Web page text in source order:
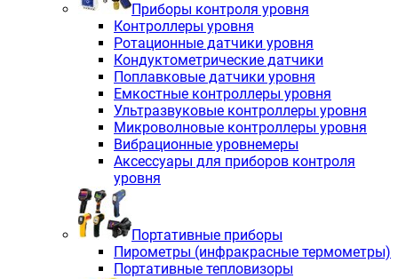
Приборы контроля уровня
Контроллеры уровня
Ротационные датчики уровня
Кондуктометрические датчики
Поплавковые датчики уровня
Емкостные контроллеры уровня
Ультразвуковые контроллеры уровня
Микроволновые контроллеры уровня
Вибрационные уровнемеры
Аксессуары для приборов контроля
уровня
Портативные приборы
Пирометры (инфракрасные термометры)
Портативные тепловизоры